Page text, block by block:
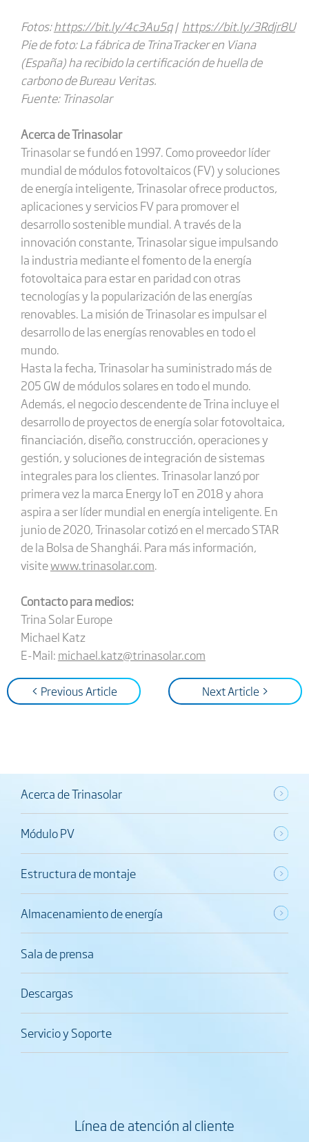
Fotos:https://bit.ly/4c3Au5q| https://bit.ly/3Rdjr8U
Pie de foto: La fábrica de TrinaTracker en Viana
(España) ha recibido la certificación de huella de
carbono de Bureau Veritas.
Fuente: Trinasolar
Acerca de Trinasolar
Trinasolar se fundó en 1997. Como proveedor líder
mundial de módulos fotovoltaicos (FV) y soluciones
de energía inteligente, Trinasolar ofrece productos,
aplicaciones y servicios FV para promover el
desarrollo sostenible mundial. A través de la
innovación constante, Trinasolar sigue impulsando
la industria mediante el fomento de la energía
fotovoltaica para estar en paridad con otras
tecnologías y la popularización de las energías
renovables. La misión de Trinasolar es impulsar el
desarrollo de las energías renovables en todo el
mundo.
Hasta la fecha, Trinasolar ha suministrado más de
205 GW de módulos solares en todo el mundo.
Además, el negocio descendente de Trina incluye el
desarrollo de proyectos de energía solar fotovoltaica,
financiación, diseño, construcción, operaciones y
gestión, y soluciones de integración de sistemas
integrales para los clientes. Trinasolar lanzó por
primera vez la marca Energy IoT en 2018 y ahora
aspira a ser líder mundial en energía inteligente. En
junio de 2020, Trinasolar cotizó en el mercado STAR
de la Bolsa de Shanghái. Para más información,
visitewww.trinasolar.com.
Contacto para medios:
Trina Solar Europe
Michael Katz
E-Mail: michael.katz@trinasolar.com
< Previous Article Next Article >
Acerca de Trinasolar
Módulo PV
Estructura de montaje
Almacenamiento de energía
Sala de prensa
Descargas
Servicio y Soporte
Línea de atención al cliente